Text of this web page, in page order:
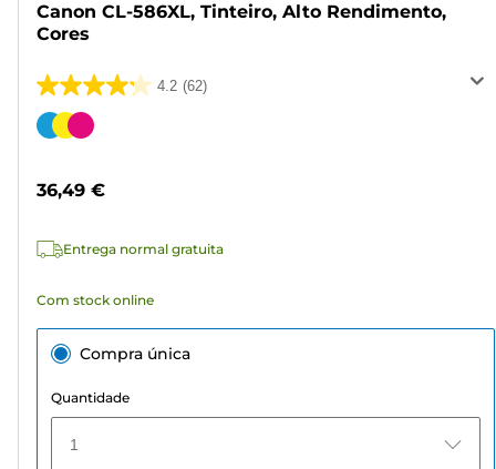
Canon CL-586XL, Tinteiro, Alto Rendimento,
Cores
4.2 (62)
4.2
em
62
Cartucho
cor
36,49 €
Entrega normal gratuita
Com stock online
Compra única
Quantidade
1